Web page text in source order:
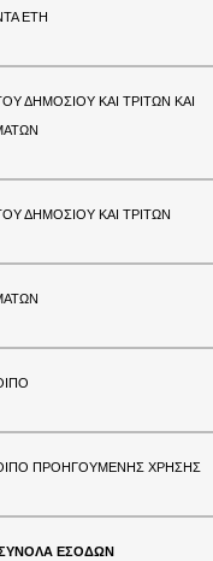
ΕΤΗ
ΔΗΜΟΣΙΟΥ ΚΑΙ ΤΡΙΤΩΝ ΚΑΙ
ΔΗΜΟΣΙΟΥ ΚΑΙ ΤΡΙΤΩΝ
ΠΡΟΗΓΟΥΜΕΝΗΣ ΧΡΗΣΗΣ
ΕΣΟΔΩΝ